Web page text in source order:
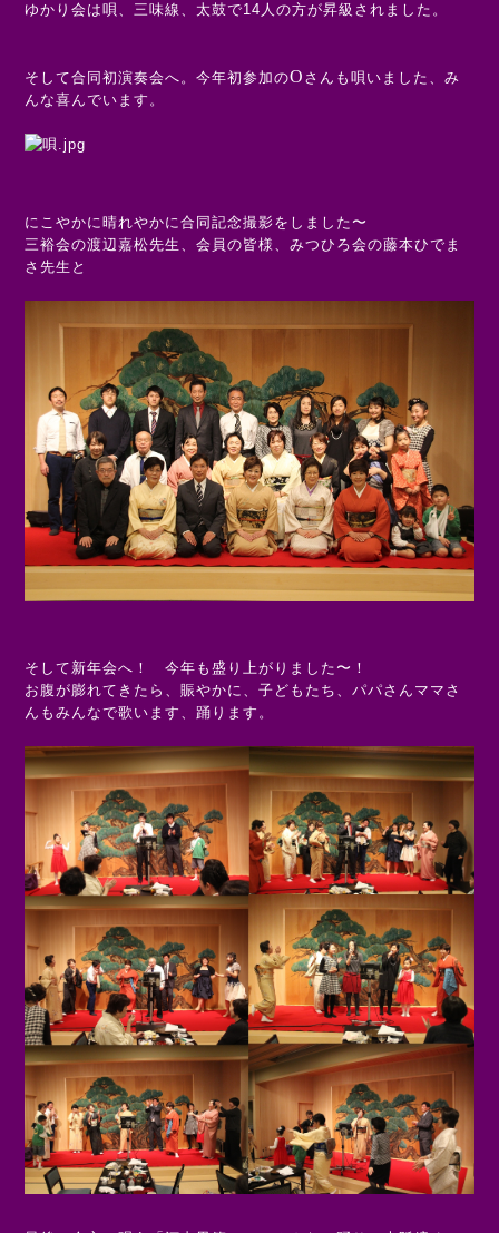
ゆかり会は唄、三味線、太鼓で14 人の方が昇級されました。
そして合同初演奏会へ。今年初参加のO さんも唄いました、み
んな喜んでいます。
にこやかに晴れやかに合同記念撮影をしました〜
三裕会の渡辺嘉松先生、会員の皆様、 みつひろ会の藤本ひでま
さ先生と
そして新年会へ！ 今年も盛り上がりました〜！
お腹が膨れてきたら、賑やかに、子どもたち、パパさんママさ
んもみんなで歌います、踊ります。